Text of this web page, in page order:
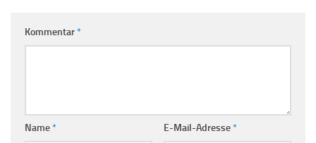
Kommentar*
Name* E-Mail-Adresse*